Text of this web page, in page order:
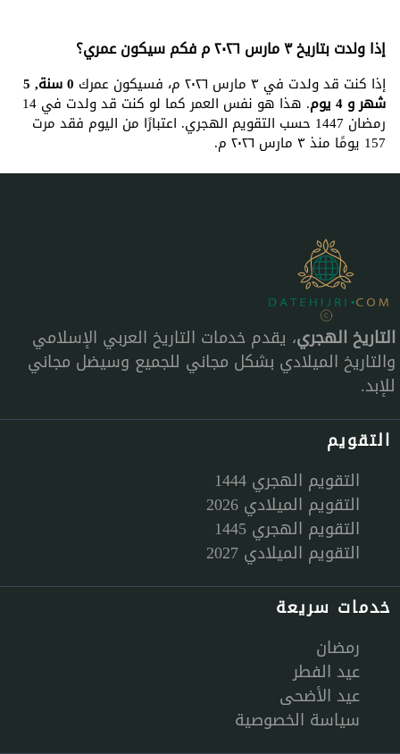
إذا ولدت بتاريخ ٣ مارس ٢٠٢٦ م فكم سيكون عمري؟
إذا كنت قد ولدت في ٣ مارس ٢٠٢٦ م، فسيكون عمرك 0 سنة, 5
شهر و 4 يوم . هذا هو نفس العمر كما لو كنت قد ولدت في 14
رمضان 1447 حسب التقويم الهجري. اعتبارًا من اليوم فقد مرت
157 يومًا منذ ٣ مارس ٢٠٢٦ م.
التاريخ الهجري، يقدم خدمات التاريخ العربي الإسلامي
والتاريخ الميلادي بشكل مجاني للجميع وسيضل مجاني
للإبد.
التقويم
التقويم الهجري 1444
التقويم الميلادي 2026
التقويم الهجري 1445
التقويم الميلادي 2027
خدمات سريعة
رمضان
عيد الفطر
عيد الأضحى
سياسة الخصوصية